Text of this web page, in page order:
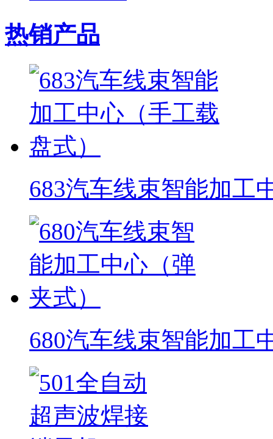
热销产品
683汽车线束智能加工
680汽车线束智能加工